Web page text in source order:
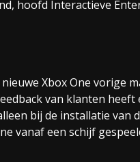
hoofd Interactieve
Xbox One vorige
van klanten
bij de installatie
vanaf een schijf